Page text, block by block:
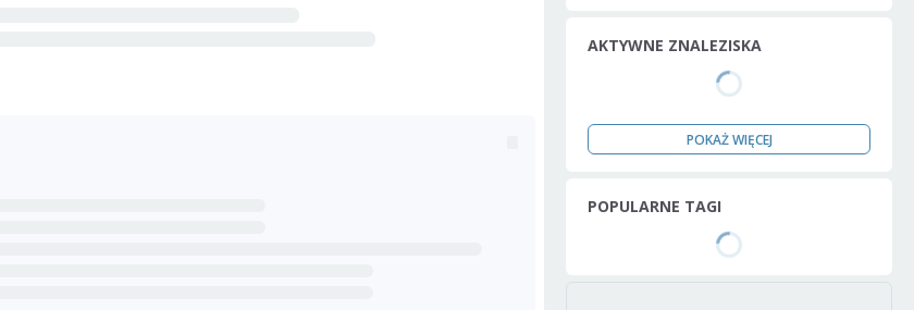
AKTYWNE ZNALEZISKA
POKAŻ WIĘCEJ
POPULARNE TAGI